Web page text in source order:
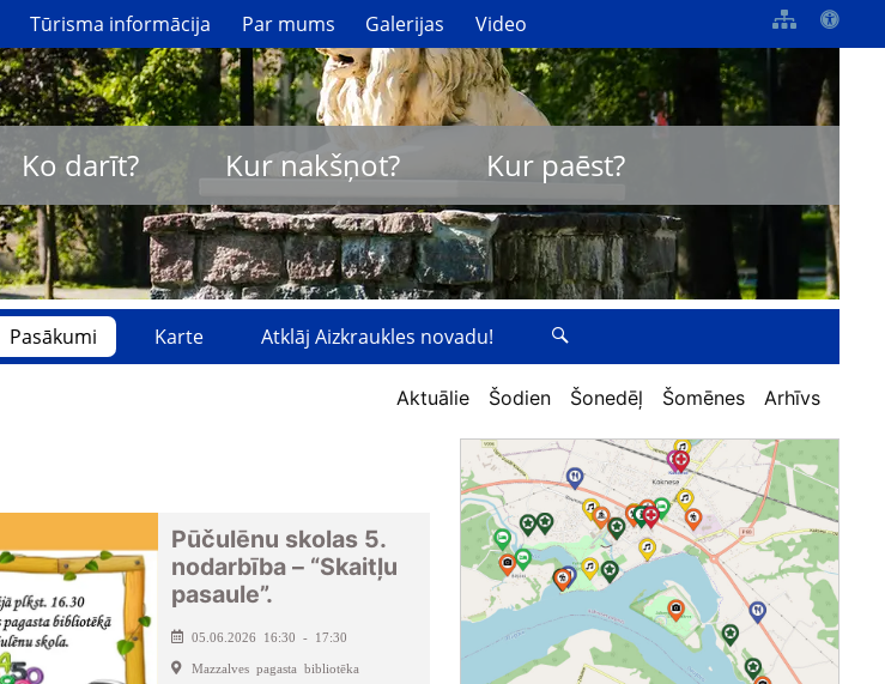
Tūrisma informācija Par mums Galerijas Video
Ko darīt? Kur nakšņot? Kur paēst?
Pasākumi Karte Atklāj Aizkraukles novadu!
Aktuālie Šodien Šonedēļ Šomēnes Arhīvs
Pūčulēnu skolas 5.
nodarbība – “Skaitļu
pasaule”.
05.06.2026 16:30 - 17:30
Mazzalves pagasta bibliotēka